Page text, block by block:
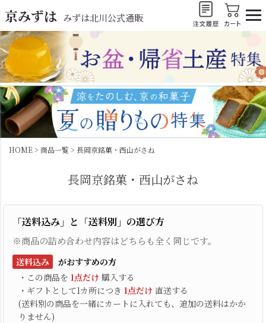
京みずは みずは北川公式通販
HOME 商品一覧 長岡京銘菓・西山がさね
長岡京銘菓・西山がさね
「送料込み」と「送料別」の選び方
※商品の詰め合わせ内容はどちらも全く同じです。
送料込み
がおすすめの方
・この商品を 1点だけ 購入する
・ギフトとして1カ所につき 1点だけ 直送する
(送料別の商品を一緒にカートに入れても、追加の送料はかか
りません)